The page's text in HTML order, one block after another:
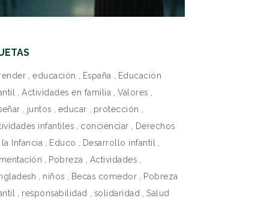
educación España
Educación
Actividades en familia Valores
juntos educar protección
infantiles
concienciar
Derechos
Infancia
Educo Desarrollo infantil
Pobreza Actividades
niños Becas comedor
Pobreza
responsabilidad solidaridad Salud